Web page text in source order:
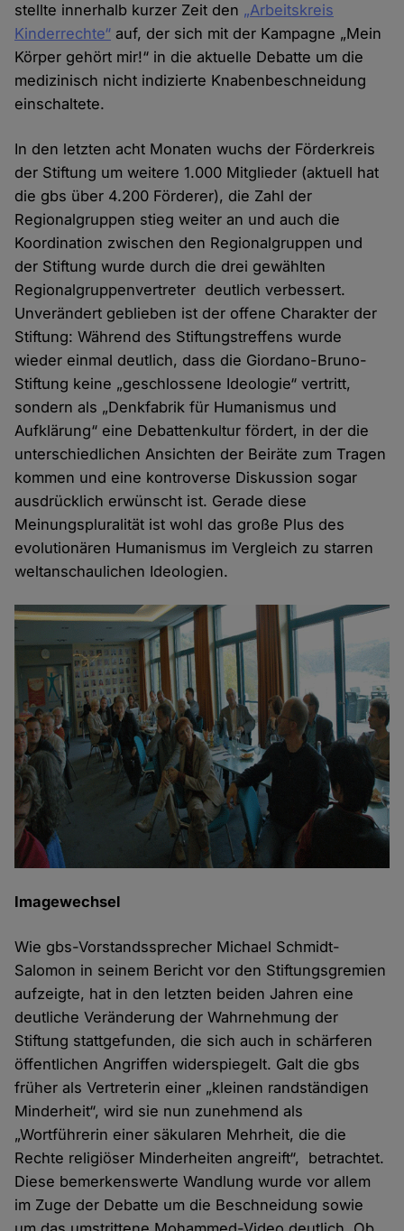
stellte innerhalb kurzer Zeit den „Arbeitskreis
Kinderrechte“ auf, der sich mit der Kampagne „Mein
Körper gehört mir!“ in die aktuelle Debatte um die
medizinisch nicht indizierte Knabenbeschneidung
einschaltete.
In den letzten acht Monaten wuchs der Förderkreis
der Stiftung um weitere 1.000 Mitglieder (aktuell hat
die gbs über 4.200 Förderer), die Zahl der
Regionalgruppen stieg weiter an und auch die
Koordination zwischen den Regionalgruppen und
der Stiftung wurde durch die drei gewählten
Regionalgruppenvertreter deutlich verbessert.
Unverändert geblieben ist der offene Charakter der
Stiftung: Während des Stiftungstreffens wurde
wieder einmal deutlich, dass die Giordano-Bruno-
Stiftung keine „geschlossene Ideologie“ vertritt,
sondern als „Denkfabrik für Humanismus und
Aufklärung“ eine Debattenkultur fördert, in der die
unterschiedlichen Ansichten der Beiräte zum Tragen
kommen und eine kontroverse Diskussion sogar
ausdrücklich erwünscht ist. Gerade diese
Meinungspluralität ist wohl das große Plus des
evolutionären Humanismus im Vergleich zu starren
weltanschaulichen Ideologien.
Imagewechsel
Wie gbs-Vorstandssprecher Michael Schmidt-
Salomon in seinem Bericht vor den Stiftungsgremien
aufzeigte, hat in den letzten beiden Jahren eine
deutliche Veränderung der Wahrnehmung der
Stiftung stattgefunden, die sich auch in schärferen
öffentlichen Angriffen widerspiegelt. Galt die gbs
früher als Vertreterin einer „kleinen randständigen
Minderheit“, wird sie nun zunehmend als
„Wortführerin einer säkularen Mehrheit, die die
Rechte religiöser Minderheiten angreift“, betrachtet.
Diese bemerkenswerte Wandlung wurde vor allem
im Zuge der Debatte um die Beschneidung sowie